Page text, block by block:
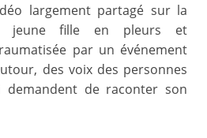
largement partagé sur la
jeune fille en pleurs et
par un événement
des voix des personnes
de raconter son